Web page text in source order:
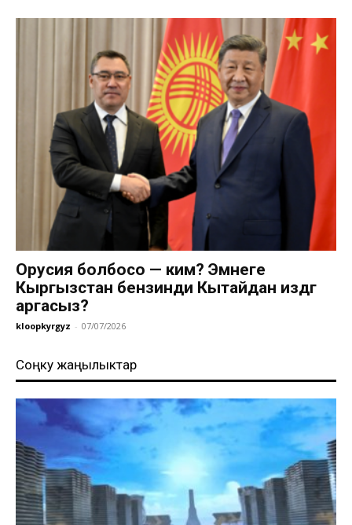
Орусия болбосо — ким? Эмнеге
Кыргызстан бензинди Кытайдан издөөгө
аргасыз?
kloopkyrgyz - 07/07/2026
Соңку жаңылыктар